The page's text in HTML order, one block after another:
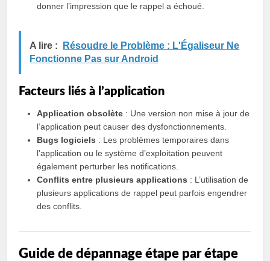
donner l’impression que le rappel a échoué.
A lire :
Résoudre le Problème : L'Égaliseur Ne
Fonctionne Pas sur Android
Facteurs liés à l’application
Application obsolète : Une version non mise à jour de
l’application peut causer des dysfonctionnements.
Bugs logiciels : Les problèmes temporaires dans
l’application ou le système d’exploitation peuvent
également perturber les notifications.
Conflits entre plusieurs applications : L’utilisation de
plusieurs applications de rappel peut parfois engendrer
des conflits.
Guide de dépannage étape par étape